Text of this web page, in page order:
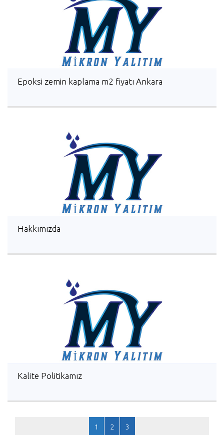
Epoksi zemin kaplama m2 fiyatı Ankara
Hakkımızda
Kalite Politikamız
1 2 3